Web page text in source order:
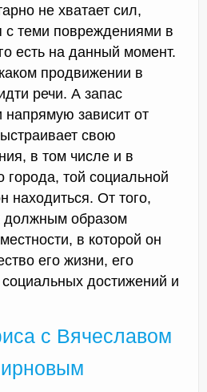
не хватает сил,
с теми повреждениями в
есть на данный момент.
продвижении в
речи. А запас
напрямую зависит от
свою
в том числе и в
города, той социальной
находиться. От того,
должным образом
в которой он
его жизни, его
достижений и
с Вячеславом